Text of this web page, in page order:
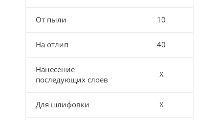
От пыли 10
На отлип 40
Нанесение
последующих слоев
Х
Для шлифовки Х